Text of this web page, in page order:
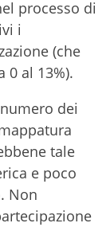
processo di
i
(che
0 al 13%).
dei
tale
e poco
Non